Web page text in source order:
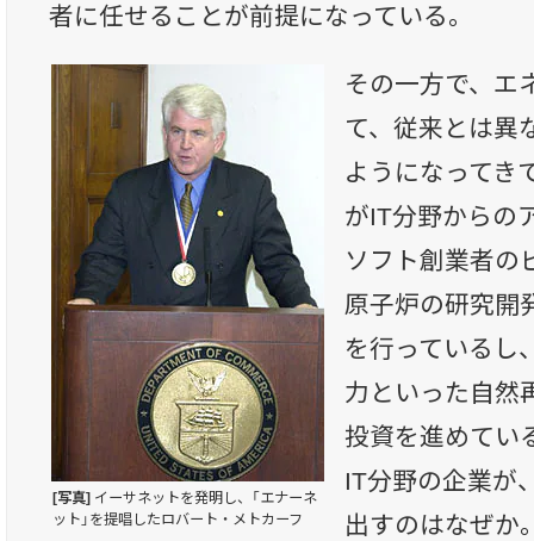
者に任せることが前提になっている。
[写真] イーサネットを発明し、「エナーネ
ット」を提唱したロバート・メトカーフ
その一方で、エ
て、従来とは異
ようになってき
がIT分野からの
ソフト創業者の
原子炉の研究開
を行っているし
力といった自然
投資を進めてい
IT分野の企業が
出すのはなぜか